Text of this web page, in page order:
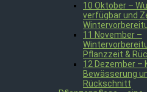
10 Oktober –
verfügbar und
11 November –
Pflanzzeit &
12 Dezember –
Bewässerung
Rückschnitt